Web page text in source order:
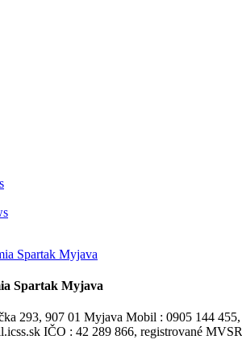
Spartak Myjava
293, 907 01 Myjava Mobil : 0905 144
IČO : 42 289 866, registrované